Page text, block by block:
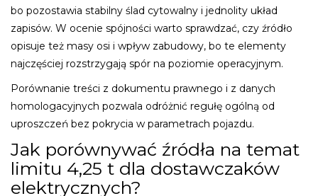
bo pozostawia stabilny ślad cytowalny i jednolity układ
zapisów. W ocenie spójności warto sprawdzać, czy źródło
opisuje też masy osi i wpływ zabudowy, bo te elementy
najczęściej rozstrzygają spór na poziomie operacyjnym.
Porównanie treści z dokumentu prawnego i z danych
homologacyjnych pozwala odróżnić regułę ogólną od
uproszczeń bez pokrycia w parametrach pojazdu.
Jak porównywać źródła na temat
limitu 4,25 t dla dostawczaków
elektrycznych?